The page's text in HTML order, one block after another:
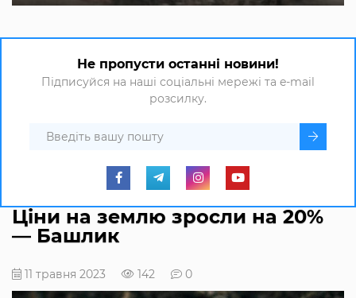
Не пропусти останні новини!
Підписуйся на наші соціальні мережі та e-mail
розсилку.
Ціни на землю зросли на 20%
— Башлик
11 травня 2023 142 0